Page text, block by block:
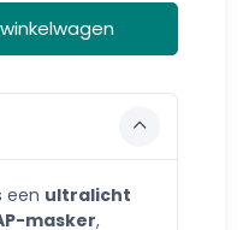
een ultralicht
masker,